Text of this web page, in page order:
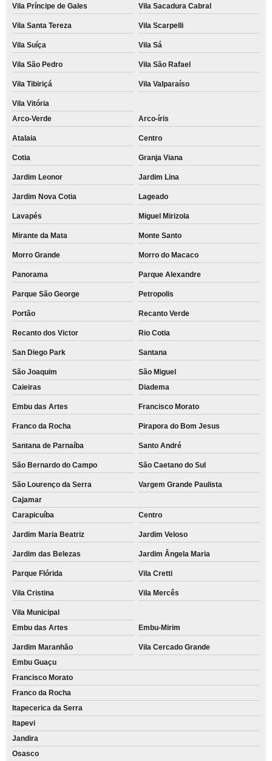
Vila Príncipe de Gales Vila Sacadura Cabral
Vila Santa Tereza Vila Scarpelli
Vila Suíça Vila Sá
Vila São Pedro Vila São Rafael
Vila Tibiriçá Vila Valparaíso
Vila Vitória
Arco-Verde
Arco-íris
Atalaia Centro
Cotia Granja Viana
Jardim Leonor Jardim Lina
Jardim Nova Cotia Lageado
Lavapés Miguel Mirizola
Mirante da Mata Monte Santo
Morro Grande Morro do Macaco
Panorama Parque Alexandre
Parque São George Petropolis
Portão Recanto Verde
Recanto dos Victor Rio Cotia
San Diego Park Santana
São Joaquim
São Miguel
Caieiras
Diadema
Embu das Artes Francisco Morato
Franco da Rocha Pirapora do Bom Jesus
Santana de Parnaíba Santo André
São Bernardo do Campo São Caetano do Sul
São Lourenço da Serra
Vargem Grande Paulista
Cajamar
Carapicuíba
Centro
Jardim Maria Beatriz Jardim Veloso
Jardim das Belezas Jardim Ângela Maria
Parque Flórida Vila Cretti
Vila Cristina Vila Mercês
Vila Municipal
Embu das Artes
Embu-Mirim
Jardim Maranhão
Vila Cercado Grande
Embu Guaçu
Francisco Morato
Franco da Rocha
Itapecerica da Serra
Itapevi
Jandira
Osasco